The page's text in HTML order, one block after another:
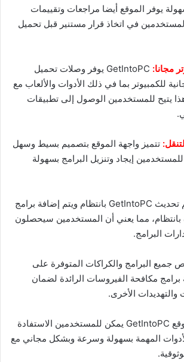
يوفر الموقع أيضا مراجعات وتقييمات
في اتخاذ قرار مستنير قبل تحميل
مجانا:
GetIntoPC يوفر وصلات تحميل
للكمبيوتر بما في ذلك الأدوات والألعاب مع
يتيح للمستخدمين الوصول إلى تطبيقات
تتميز واجهة الموقع بتصميم بسيط وسهل
إيجاد وتنزيل البرامج بسهولة
يتم تحديث GetIntoPC بانتظام ويتم إضافة برامج
بانتظام، مما يعني أن المستخدمين سيحصلون
البرامج.
جميع البرامج والكراكات المتوفرة على
مكافحة الفيروسات الرائدة لضمان
الأخرى.
من خلال استخدام موقع GetIntoPC يمكن للمستخدمين الاستفادة
المهمة بسهولة وسرعة وبشكل مجاني مع